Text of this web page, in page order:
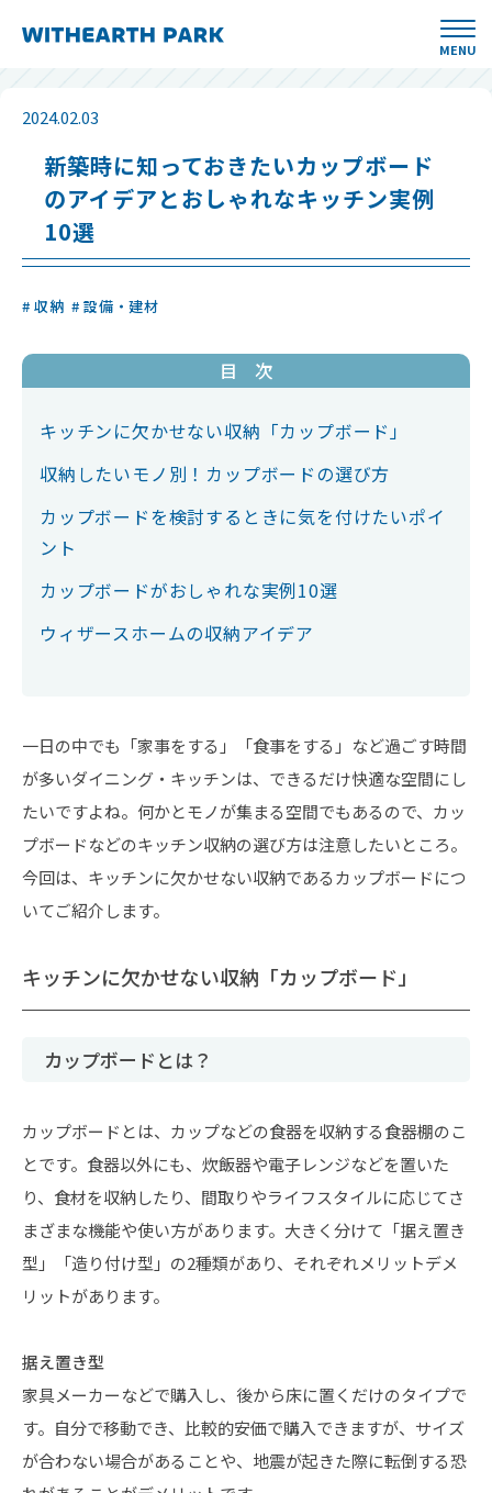
MENU
2024.02.03
新築時に知っておきたいカップボード
のアイデアとおしゃれなキッチン実例
10選
# 収納 # 設備・建材
目 次
キッチンに欠かせない収納「カップボード」
収納したいモノ別！カップボードの選び方
カップボードを検討するときに気を付けたいポイ
ント
カップボードがおしゃれな実例10選
ウィザースホームの収納アイデア
一日の中でも「家事をする」「食事をする」など過ごす時間
が多いダイニング・キッチンは、できるだけ快適な空間にし
たいですよね。何かとモノが集まる空間でもあるので、カッ
プボードなどのキッチン収納の選び方は注意したいところ。
今回は、キッチンに欠かせない収納であるカップボードにつ
いてご紹介します。
キッチンに欠かせない収納「カップボード」
カップボードとは？
カップボードとは、カップなどの食器を収納する食器棚のこ
とです。食器以外にも、炊飯器や電子レンジなどを置いた
り、食材を収納したり、間取りやライフスタイルに応じてさ
まざまな機能や使い方があります。大きく分けて「据え置き
型」「造り付け型」の2種類があり、それぞれメリットデメ
リットがあります。
据え置き型
家具メーカーなどで購入し、後から床に置くだけのタイプで
す。自分で移動でき、比較的安価で購入できますが、サイズ
が合わない場合があることや、地震が起きた際に転倒する恐